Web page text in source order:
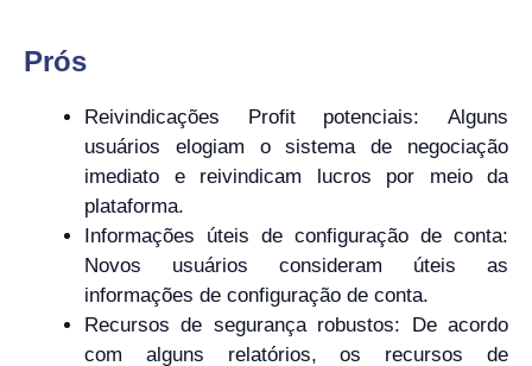
Prós
Reivindicações Profit potenciais: Alguns
usuários elogiam o sistema de negociação
imediato e reivindicam lucros por meio da
plataforma.
Informações úteis de configuração de conta:
Novos usuários consideram úteis as
informações de configuração de conta.
Recursos de segurança robustos: De acordo
com alguns relatórios, os recursos de